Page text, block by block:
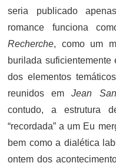
seria publicado
romance funciona
Recherche, como um
burilada
dos elementos
reunidos emJean
contudo, a estrutura
“recordada” a um Eu
bem como a dialética
ontem dos